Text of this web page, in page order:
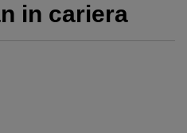
in cariera